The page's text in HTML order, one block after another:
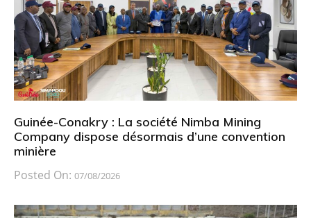
Guinée-Conakry : La société Nimba Mining
Company dispose désormais d’une convention
minière
Posted On: 07/08/2026